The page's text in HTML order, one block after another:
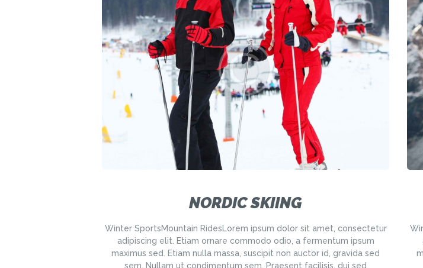
NORDIC SKIING
Winter SportsMountain RidesLorem ipsum dolor sit amet, consectetur
adipiscing elit. Etiam ornare commodo odio, a fermentum ipsum
maximus sed. Etiam nulla massa, suscipit non auctor id, gravida sed
sem. Nullam ut condimentum sem. Praesent facilisis, dui sed